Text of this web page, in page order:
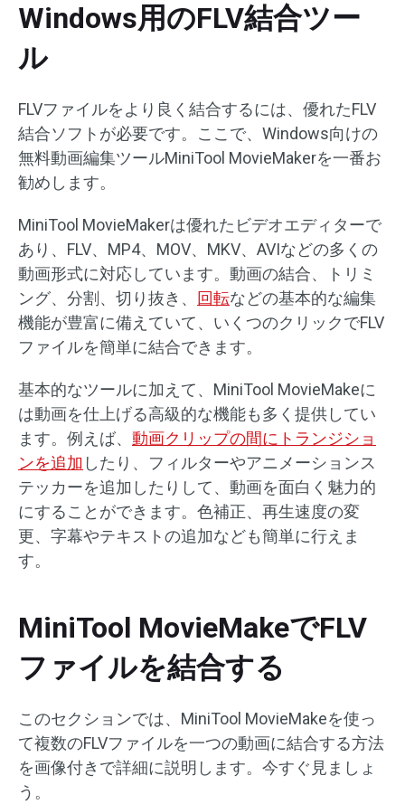
Windows用のFLV結合ツー
ル
FLVファイルをより良く結合するには、優れたFLV
結合ソフトが必要です。ここで、Windows向けの
無料動画編集ツールMiniTool MovieMakerを一番お
勧めします。
MiniTool MovieMakerは優れたビデオエディターで
あり、FLV、MP4、MOV、MKV、AVIなどの多くの
動画形式に対応しています。動画の結合、トリミ
ング、分割、切り抜き、
回転などの基本的な編集
機能が豊富に備えていて、いくつのクリックでFLV
ファイルを簡単に結合できます。
基本的なツールに加えて、MiniTool MovieMakeに
は動画を仕上げる高級的な機能も多く提供してい
ます。例えば、 動画クリップの間にトランジショ
ンを追加 したり、フィルターやアニメーションス
テッカーを追加したりして、動画を面白く魅力的
にすることができます。色補正、再生速度の変
更、字幕やテキストの追加なども簡単に行えま
す。
MiniTool MovieMakeでFLV
ファイルを結合する
このセクションでは、MiniTool MovieMakeを使っ
て複数のFLVファイルを一つの動画に結合する方法
を画像付きで詳細に説明します。今すぐ見ましょ
う。